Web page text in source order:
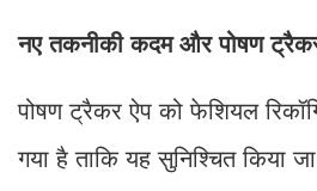
नए तकनीकी कदम और पोषण
पोषण ट्रैकर ऐप को फेशियल
गया है ताकि यह सुनिश्चित किया